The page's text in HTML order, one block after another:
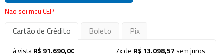
Não sei meu CEP
Cartão de Crédito Boleto Pix
à vistaR$ 91.690,00
7x de R$ 13.098,57 sem juros